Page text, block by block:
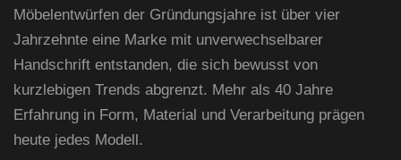
Möbelentwürfen der Gründungsjahre ist über vier
Jahrzehnte eine Marke mit unverwechselbarer
Handschrift entstanden, die sich bewusst von
kurzlebigen Trends abgrenzt. Mehr als 40 Jahre
Erfahrung in Form, Material und Verarbeitung prägen
heute jedes Modell.